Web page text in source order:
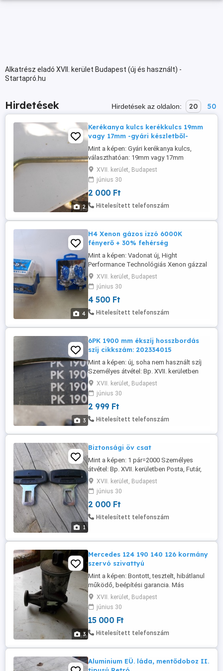
Alkatrész eladó XVII. kerület Budapest (új és használt) -
Startapró.hu
Hirdetések Hirdetések az oldalon: 20 50
2
Kerékanya kulcs kerékkulcs 19mm
vagy 17mm -gyári készletből-
Mint a képen: Gyári kerékanya kulcs,
választhatóan: 19mm vagy 17mm
Személyes átvétel: Bp. XVII. kerület Posta,
Futár, Utánvét megoldható II.
XVII. kerület, Budapest
június 30
2 000 Ft
Hitelesített telefonszám
4
H4 Xenon gázos izzó 6000K
fényerő + 30% fehérség
Mint a képen: Vadonat új, Hight
Performance Technológiás Xenon gázzal
töltött izzó 30%-kal megnövelt
fényteljesítménnyel! Xenon gáz töltéssel!
Ultra fehér 6000 Kelvin-es színű (nem
kéken) világító fényt biztosít! A
csomagolás tartalma: 1 pár doboz
Posta, futár ...
XVII. kerület, Budapest
június 30
4 500 Ft
Hitelesített telefonszám
3
6PK 1900 mm ékszíj hosszbordás
szíj cikkszám: 202334015
Mint a képen: új, soha nem használt szíj
Személyes átvétel: Bp. XVII. kerületben
Posta, futár, utánvét megoldható
XVII. kerület, Budapest
június 30
2 999 Ft
Hitelesített telefonszám
1
Biztonsági öv csat
Mint a képen: 1 pár=2000 Személyes
átvétel: Bp. XVII. kerületben Posta, Futár,
utánvét megoldható XI.
XVII. kerület, Budapest
június 30
2 000 Ft
Hitelesített telefonszám
3
Mercedes 124 190 140 126 kormány
szervó szivattyú
Mint a képen: Bontott, tesztelt, hibátlanul
működő, beépítési garancia. Más
nyomással is! Személyes átvétel: Bp. XVII.
kerület Posta, Futár, Utánvét megoldható.
XI.
XVII. kerület, Budapest
június 30
15 000 Ft
Hitelesített telefonszám
Aluminium EÜ. láda, mentődoboz II.